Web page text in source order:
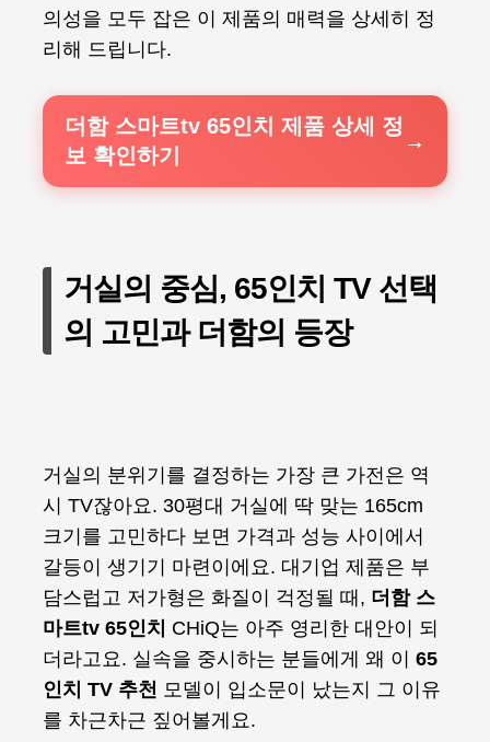
의성을 모두 잡은 이 제품의 매력을 상세히 정
리해 드립니다.
더함 스마트tv 65인치 제품 상세 정
보 확인하기
거실의 중심, 65인치 TV 선택
의 고민과 더함의 등장
거실의 분위기를 결정하는 가장 큰 가전은 역
시 TV잖아요. 30평대 거실에 딱 맞는 165cm
크기를 고민하다 보면 가격과 성능 사이에서
갈등이 생기기 마련이에요. 대기업 제품은 부
담스럽고 저가형은 화질이 걱정될 때, 더함 스
마트tv 65인치 CHiQ는 아주 영리한 대안이 되
더라고요. 실속을 중시하는 분들에게 왜 이 65
인치 TV 추천 모델이 입소문이 났는지 그 이유
를 차근차근 짚어볼게요.